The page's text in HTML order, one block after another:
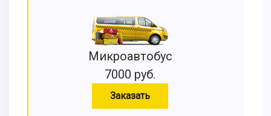
Микроавтобус
7000 руб.
Заказать